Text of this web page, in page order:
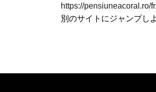
https://pensiuneacoral.ro/
別のサイトにジャンプし